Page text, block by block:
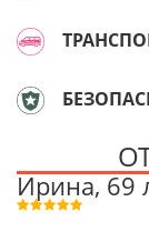
Ирина, 69